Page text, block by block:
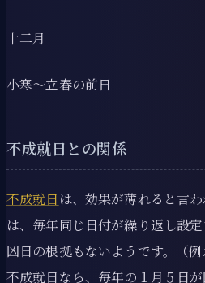
十二月
小寒〜立春の前日
不成就日との関係
不成就日 は、効果が薄れると言
は、毎年同じ日付が繰り返し設
凶日の根拠もないようです。（
不成就日なら、毎年の１月５日